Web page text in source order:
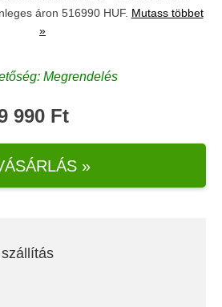
áron 516990 HUF. Mutass többet
»
Megrendelés
990 Ft
»